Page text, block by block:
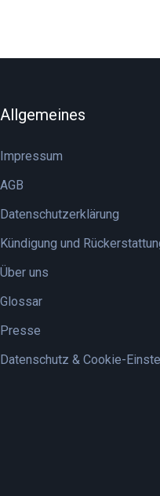
Allgemeines
Impressum
AGB
Datenschutzerklärung
Kündigung und
Über uns
Glossar
Presse
Datenschutz & Cookie-